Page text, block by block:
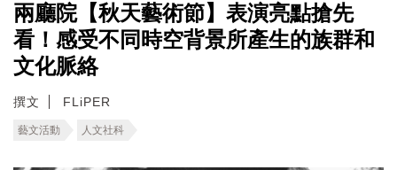
兩廳院【秋天藝術節】表演亮點搶先
看！感受不同時空背景所產生的族群和
文化脈絡
撰文 FLiPER
藝文活動 人文社科